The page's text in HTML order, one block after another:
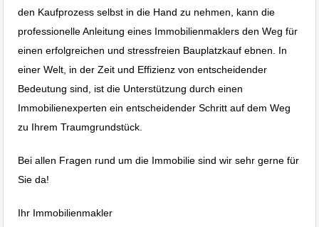
den Kaufprozess selbst in die Hand zu nehmen, kann die
professionelle Anleitung eines Immobilienmaklers den Weg für
einen erfolgreichen und stressfreien Bauplatzkauf ebnen. In
einer Welt, in der Zeit und Effizienz von entscheidender
Bedeutung sind, ist die Unterstützung durch einen
Immobilienexperten ein entscheidender Schritt auf dem Weg
zu Ihrem Traumgrundstück.
Bei allen Fragen rund um die Immobilie sind wir sehr gerne für
Sie da!
Ihr Immobilienmakler